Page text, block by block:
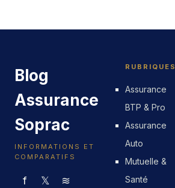
Blog
Assurance
Soprac
INFORMATIONS ET
COMPARATIFS
f 𝕏 ≋
RUBRIQUES
Assurance
BTP & Pro
Assurance
Auto
Mutuelle &
Santé